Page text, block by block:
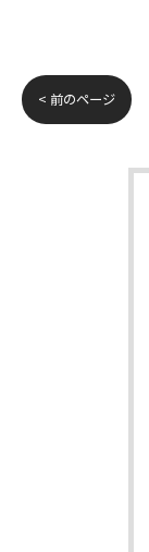
< 前のページ